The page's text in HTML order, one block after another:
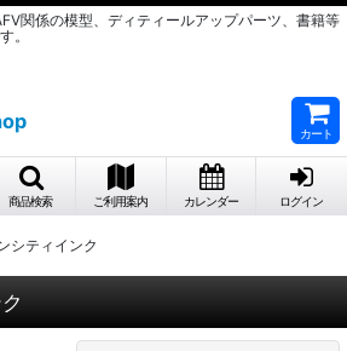
関係の模型、ディティールアップパーツ、書籍等
。
カート
商品検索 ご利用案内 カレンダー ログイン
シティインク